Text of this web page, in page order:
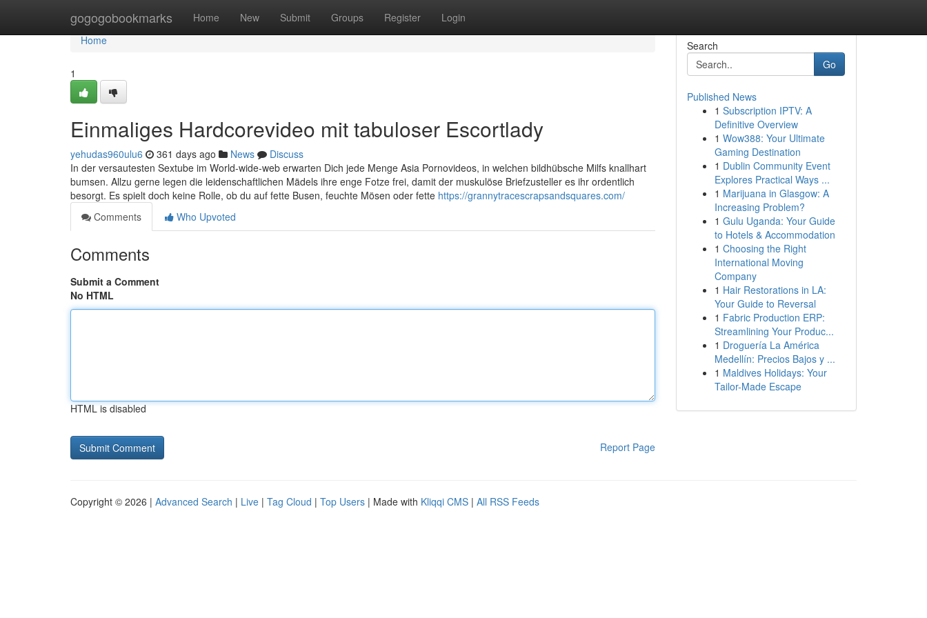
gogogobookmarks Home New Submit Groups Register Login
Home
Home
1
Einmaliges Hardcorevideo mit tabuloser Escortlady
yehudas960ulu6 361 days ago News
Discuss
In der versautesten Sextube im World-wide-web erwarten Dich jede Menge Asia Pornovideos, in welchen bildhübsche Milfs knallhart
bumsen. Allzu gerne legen die leidenschaftlichen Mädels ihre enge Fotze frei, damit der muskulöse Briefzusteller es ihr ordentlich
besorgt. Es spielt doch keine Rolle, ob du auf fette Busen, feuchte Mösen oder fette https://grannytracescrapsandsquares.com/
Comments
Who Upvoted
Comments
Submit a Comment
No HTML
HTML is disabled
Report Page
Search
Go
Published News
1 Subscription IPTV: A
Definitive Overview
1 Wow388: Your Ultimate
Gaming Destination
1 Dublin Community Event
Explores Practical Ways ...
1 Marijuana in Glasgow: A
Increasing Problem?
1 Gulu Uganda: Your Guide
to Hotels & Accommodation
1 Choosing the Right
International Moving
Company
1 Hair Restorations in LA:
Your Guide to Reversal
1 Fabric Production ERP:
Streamlining Your Produc...
1 Droguería La América
Medellín: Precios Bajos y ...
1 Maldives Holidays: Your
Tailor-Made Escape
Copyright © 2026 | Advanced Search | Live | Tag Cloud | Top Users | Made with Kliqqi CMS | All RSS Feeds